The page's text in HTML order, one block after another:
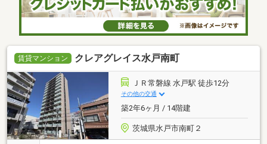
賃貸マンション クレアグレイス水戸南町
ＪＲ常磐線 水戸駅 徒歩12分
その他の交通
築2年6ヶ月 / 14階建
茨城県水戸市南町２